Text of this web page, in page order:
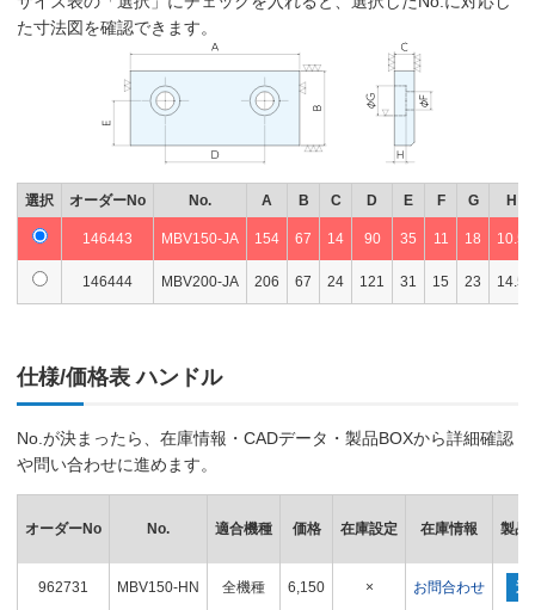
た寸法図を確認できます。
選択 オーダーNo No. A B C D E F G H
146443 MBV150-JA 154 67 14 90 35 11 18 10.5
146444 MBV200-JA 206 67 24 121 31 15 23 14.5
仕様/価格表 ハンドル
No.が決まったら、在庫情報・CADデータ・製品BOXから詳細確認
や問い合わせに進めます。
オーダーNo No. 適合機種 価格 在庫設定 在庫情報 製品
962731 MBV150-HN 全機種 6,150 × お問合わせ 追